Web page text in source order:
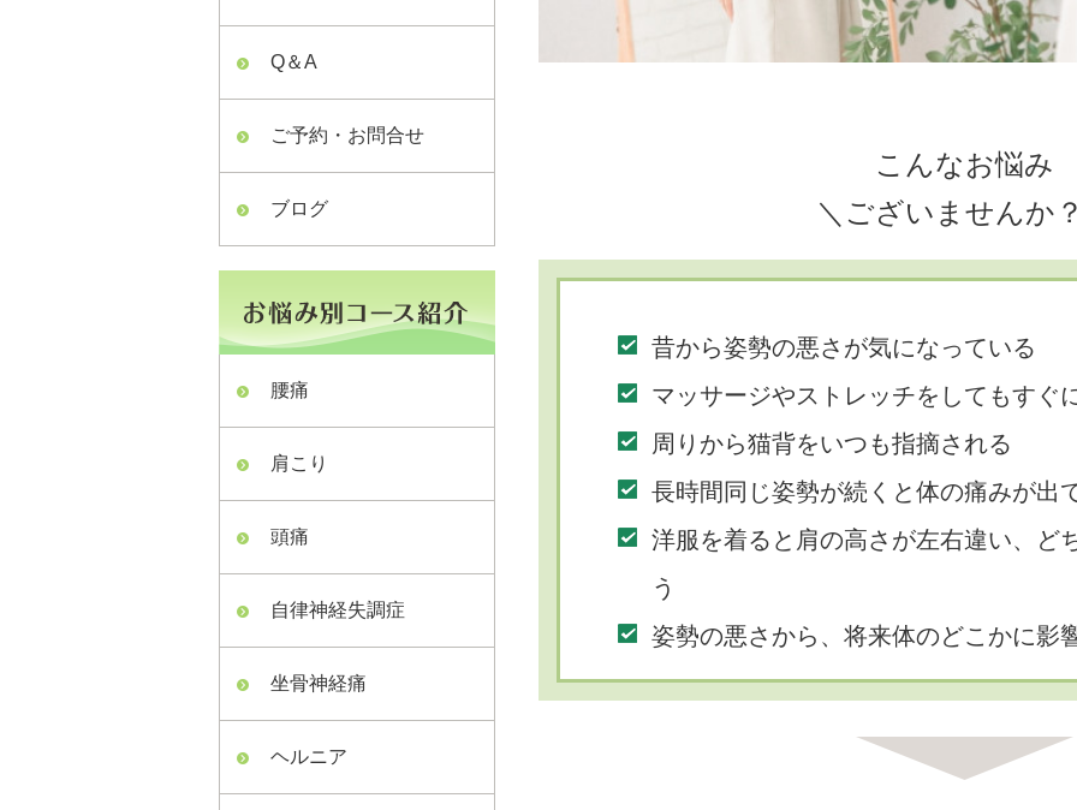
Q＆A
ご予約・お問合せ
ブログ
腰痛
肩こり
頭痛
自律神経失調症
坐骨神経痛
ヘルニア
こんなお悩み
＼ございませんか
昔から姿勢の悪さが気になっている
マッサージやストレッチをしてもすぐ
周りから猫背をいつも指摘される
長時間同じ姿勢が続くと体の痛みが出
洋服を着ると肩の高さが左右違い、ど
う
姿勢の悪さから、将来体のどこかに影